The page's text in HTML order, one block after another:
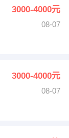
3000-4000元
08-07
3000-4000元
08-07